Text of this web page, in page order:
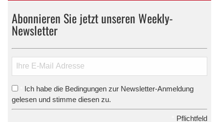
Abonnieren Sie jetzt unseren Weekly-
Newsletter
Ich habe die Bedingungen zur Newsletter-Anmeldung
gelesen und stimme diesen zu.
Pflichtfeld